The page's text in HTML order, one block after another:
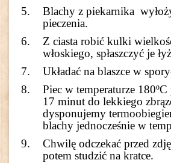
Blachy z piekarnika
pieczenia.
Z ciasta robić kulki
włoskiego, spłaszczyć je
Układać na blaszce w
Piec w temperaturze
17 minut do lekkiego
dysponujemy
blachy jednocześnie w
Chwilę odczekać przed
potem studzić na kratce.